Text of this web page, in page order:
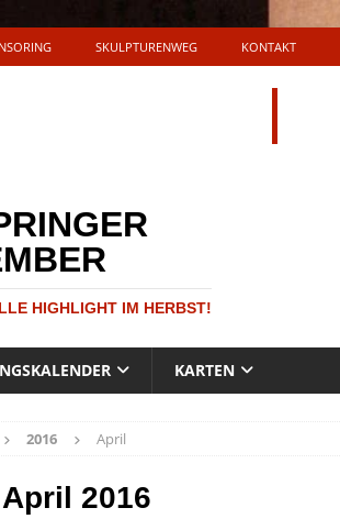
SKULPTURENWEG KONTAKT
HIGHLIGHT IM HERBST!
KARTEN
2016 April
April 2016